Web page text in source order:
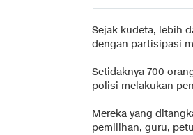
Sejak kudeta, lebih
dengan partisipasi
Setidaknya 700
polisi melakukan
Mereka yang
pemilihan, guru,